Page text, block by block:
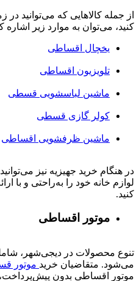
از جمله کالاهایی که می‌توانید در
کنید، می‌توان به موارد زیر اشاره
یخچال اقساطی
تلویزیون اقساطی
ماشین لباسشویی قسطی
کولر گازی قسطی
ماشین ظرفشویی اقساطی
در هنگام خرید جهیزیه نیز
لوازم خانه خود را به‌راحتی و با
کنید.
موتور اقساطی
تنوع محصولات در دیجی‌شهر،
می‌شود. متقاضیان خرید موتور
موتور اقساطی بدون پیش‌پرداخت،